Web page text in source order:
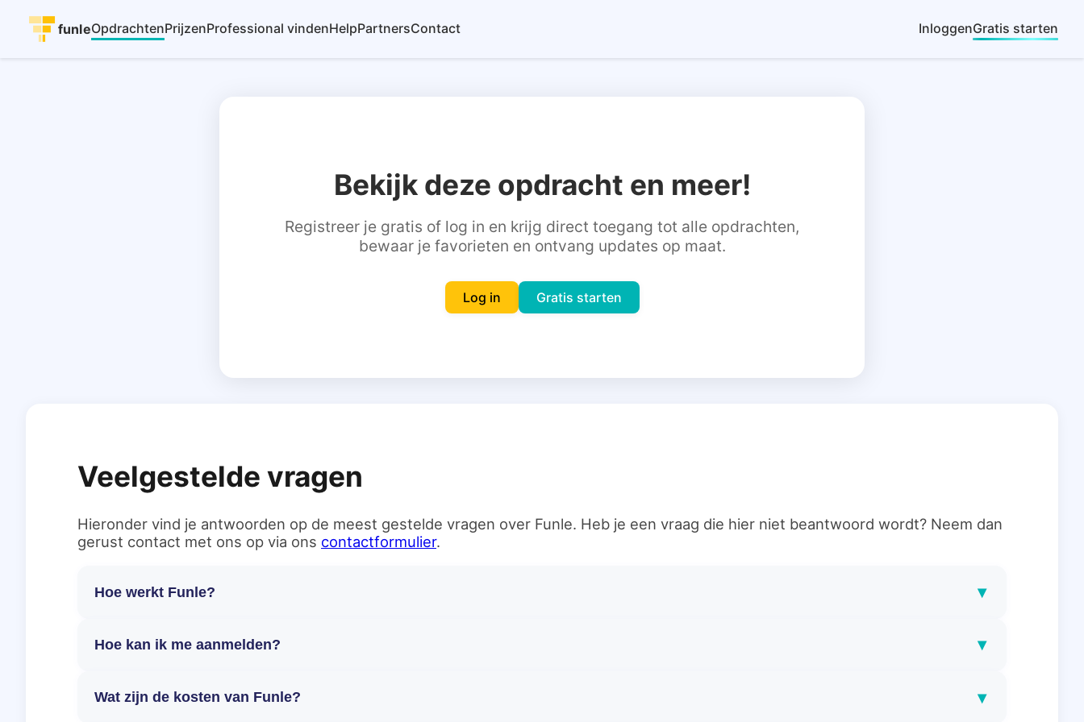
funleOpdrachtenPrijzenProfessional vindenHelpPartnersContact InloggenGratis starten
Bekijk deze opdracht en meer!
Registreer je gratis of log in en krijg direct toegang tot alle opdrachten,
bewaar je favorieten en ontvang updates op maat.
Log in Gratis starten
Veelgestelde vragen
Hieronder vind je antwoorden op de meest gestelde vragen over Funle. Heb je een vraag die hier niet beantwoord wordt? Neem dan
gerust contact met ons op via ons contactformulier.
Hoe werkt Funle? ▾
Hoe kan ik me aanmelden? ▾
Wat zijn de kosten van Funle? ▾